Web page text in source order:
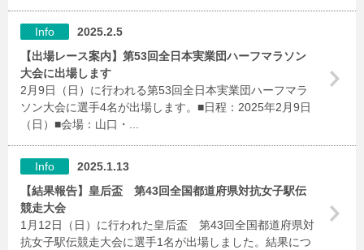
Info
2025.2.5
【出場レース案内】第53回全日本実業団ハーフマラソン
大会に出場します
2月9日（日）に行われる第53回全日本実業団ハーフマラ
ソン大会に選手4名が出場します。■日程：2025年2月9日
（日）■会場：山口・...
Info
2025.1.13
【結果報告】皇后盃 第43回全国都道府県対抗女子駅伝
競走大会
1月12日（日）に行われた皇后盃 第43回全国都道府県対
抗女子駅伝競走大会に選手1名が出場しました。結果につ